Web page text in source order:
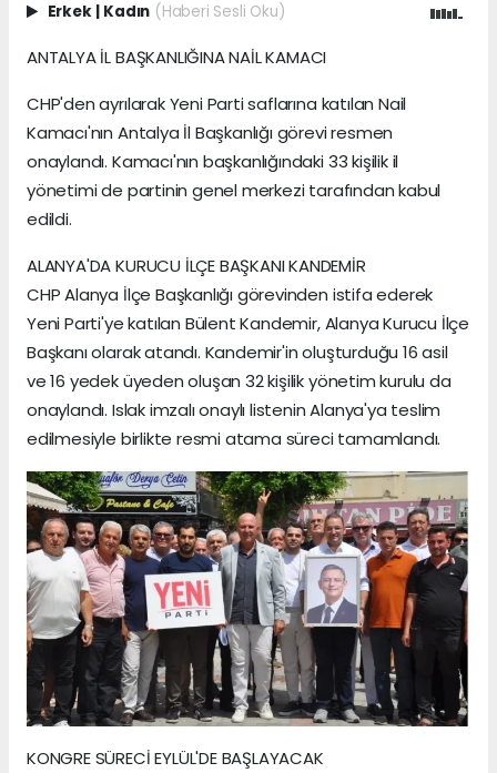
Erkek Kadın (Haberi Sesli Oku)
ANTALYA İL BAŞKANLIĞINA NAİL KAMACI
CHP'den ayrılarak Yeni Parti saflarına katılan Nail
Kamacı'nın Antalya İl Başkanlığı görevi resmen
onaylandı. Kamacı'nın başkanlığındaki 33 kişilik il
yönetimi de partinin genel merkezi tarafından kabul
edildi.
ALANYA'DA KURUCU İLÇE BAŞKANI KANDEMİR
CHP Alanya İlçe Başkanlığı görevinden istifa ederek
Yeni Parti'ye katılan Bülent Kandemir, Alanya Kurucu İlçe
Başkanı olarak atandı. Kandemir'in oluşturduğu 16 asil
ve 16 yedek üyeden oluşan 32 kişilik yönetim kurulu da
onaylandı. Islak imzalı onaylı listenin Alanya'ya teslim
edilmesiyle birlikte resmi atama süreci tamamlandı.
KONGRE SÜRECİ EYLÜL'DE BAŞLAYACAK